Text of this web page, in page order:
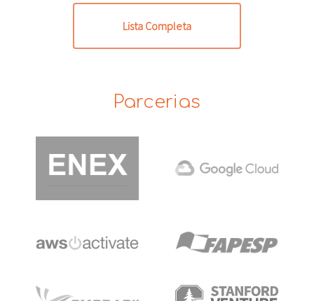
Lista Completa
Parcerias